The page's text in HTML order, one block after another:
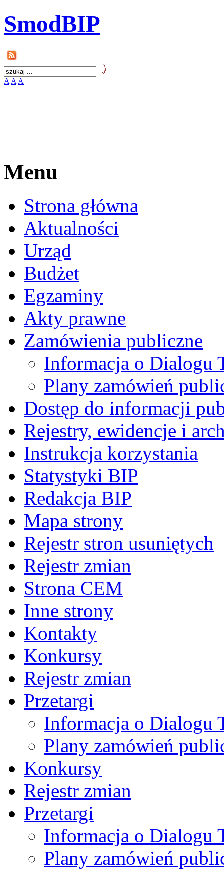
SmodBIP
A A A
Menu
Strona główna
Aktualności
Urząd
Budżet
Egzaminy
Akty prawne
Zamówienia publiczne
Informacja o Dialogu
Plany zamówień
Dostęp do informacji
Rejestry, ewidencje i
Instrukcja korzystania
Statystyki BIP
Redakcja BIP
Mapa strony
Rejestr stron usuniętych
Rejestr zmian
Strona CEM
Inne strony
Kontakty
Konkursy
Rejestr zmian
Przetargi
Informacja o Dialogu
Plany zamówień
Konkursy
Rejestr zmian
Przetargi
Informacja o Dialogu
Plany zamówień